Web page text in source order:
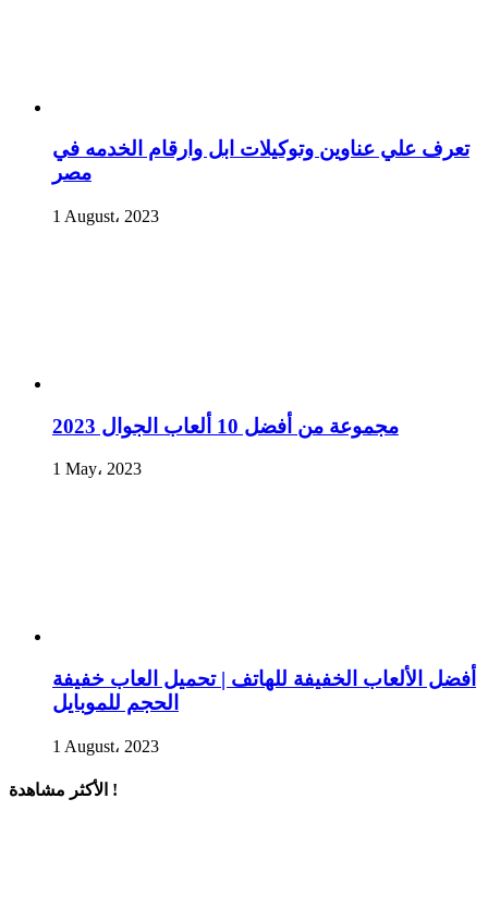
تعرف علي عناوين وتوكيلات ابل وارقام الخدمه في
مصر
1 August، 2023
مجموعة من أفضل 10 ألعاب الجوال 2023
1 May، 2023
أفضل الألعاب الخفيفة للهاتف | تحميل العاب خفيفة
الحجم للموبايل
1 August، 2023
الأكثر مشاهدة !